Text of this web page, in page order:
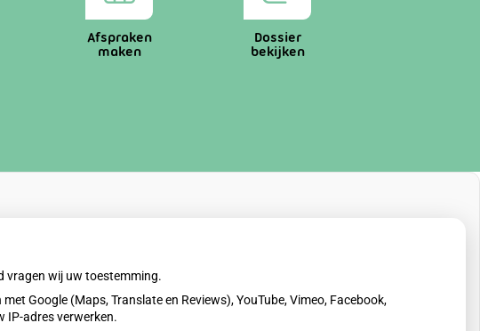
Afspraken
maken
Dossier
bekijken
vragen wij uw toestemming.
Google (Maps, Translate en Reviews), YouTube, Vimeo, Facebook,
IP-adres verwerken.